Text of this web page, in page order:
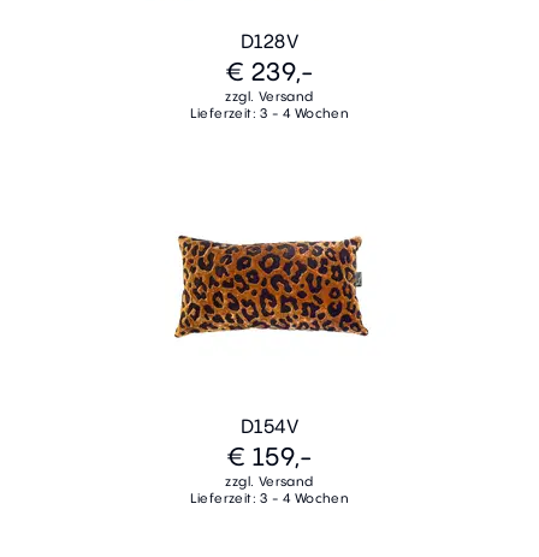
D128V
€ 239,-
zzgl. Versand
Lieferzeit: 3 - 4 Wochen
D154V
€ 159,-
zzgl. Versand
Lieferzeit: 3 - 4 Wochen